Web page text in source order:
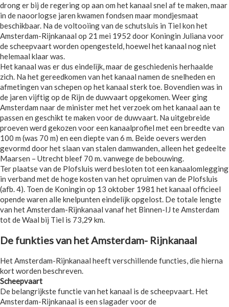
drong er bij de regering op aan om het kanaal snel af te maken, maar
in de naoorlogse jaren kwamen fondsen maar mondjesmaat
beschikbaar. Na de voltooiing van de schutsluis in Tiel kon het
Amsterdam-Rijnkanaal op 21 mei 1952 door Koningin Juliana voor
de scheepvaart worden opengesteld, hoewel het kanaal nog niet
helemaal klaar was.
Het kanaal was er dus eindelijk, maar de geschiedenis herhaalde
zich. Na het gereedkomen van het kanaal namen de snelheden en
afmetingen van schepen op het kanaal sterk toe. Bovendien was in
de jaren vijftig op de Rijn de duwvaart opgekomen. Weer ging
Amsterdam naar de minister met het verzoek om het kanaal aan te
passen en geschikt te maken voor de duwvaart. Na uitgebreide
proeven werd gekozen voor een kanaalprofiel met een breedte van
100 m (was 70 m) en een diepte van 6 m. Beide oevers werden
gevormd door het slaan van stalen damwanden, alleen het gedeelte
Maarsen – Utrecht bleef 70 m. vanwege de bebouwing.
Ter plaatse van de Plofsluis werd besloten tot een kanaalomlegging
in verband met de hoge kosten van het opruimen van de Plofsluis
(afb. 4). Toen de Koningin op 13 oktober 1981 het kanaal officieel
opende waren alle knelpunten eindelijk opgelost. De totale lengte
van het Amsterdam-Rijnkanaal vanaf het Binnen-IJ te Amsterdam
tot de Waal bij Tiel is 73,29 km.
De funkties van het Amsterdam- Rijnkanaal
Het Amsterdam-Rijnkanaal heeft verschillende functies, die hierna
kort worden beschreven.
Scheepvaart
De belangrijkste functie van het kanaal is de scheepvaart. Het
Amsterdam-Rijnkanaal is een slagader voor de